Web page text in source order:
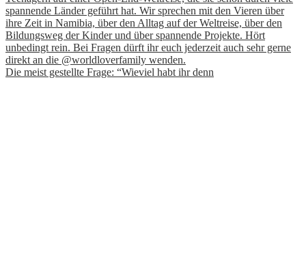
Die meist gestellte Frage: “Wieviel habt ihr denn